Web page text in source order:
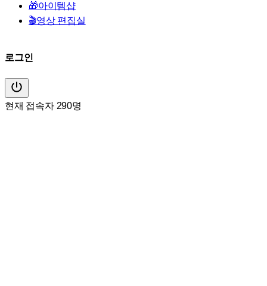
🎁아이템샵
🎬영상 편집실
로그인
현재 접속자 290명